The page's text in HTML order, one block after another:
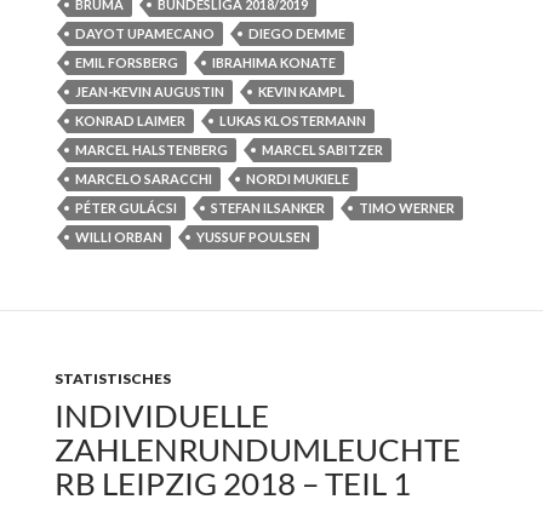
BRUMA
BUNDESLIGA 2018/2019
DAYOT UPAMECANO
DIEGO DEMME
EMIL FORSBERG
IBRAHIMA KONATE
JEAN-KEVIN AUGUSTIN
KEVIN KAMPL
KONRAD LAIMER
LUKAS KLOSTERMANN
MARCEL HALSTENBERG
MARCEL SABITZER
MARCELO SARACCHI
NORDI MUKIELE
PÉTER GULÁCSI
STEFAN ILSANKER
TIMO WERNER
WILLI ORBAN
YUSSUF POULSEN
STATISTISCHES
INDIVIDUELLE
ZAHLENRUNDUMLEUCHTE
RB LEIPZIG 2018 – TEIL 1